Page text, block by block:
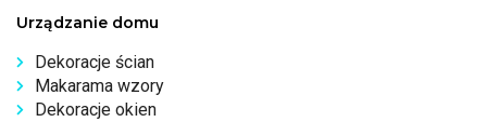
Urządzanie domu
Dekoracje ścian
Makarama wzory
Dekoracje okien